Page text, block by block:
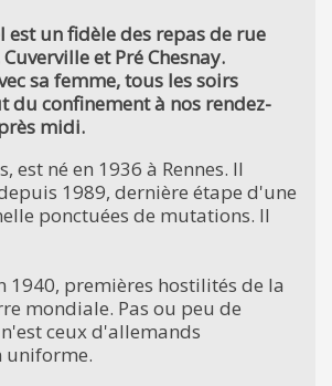
est un fidèle des repas de rue
et Pré Chesnay.
sa femme, tous les soirs
du confinement à nos rendez-
midi.
est né en 1936 à Rennes. Il
1989, dernière étape d'une
ponctuées de mutations. Il
1940, premières hostilités de la
mondiale. Pas ou peu de
ceux d'allemands
uniforme.